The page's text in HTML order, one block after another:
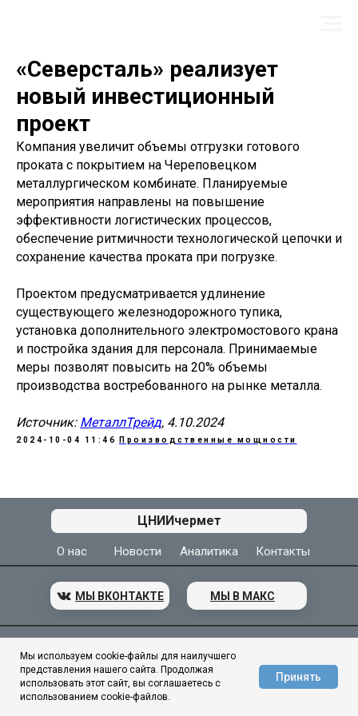
«Северсталь» реализует
новый инвестиционный
проект
Компания увеличит объемы отгрузки готового
проката с покрытием на Череповецком
металлургическом комбинате. Планируемые
мероприятия направлены на повышение
эффективности логистических процессов,
обеспечение ритмичности технологической цепочки и
сохранение качества проката при погрузке.
Проектом предусматривается удлинение
существующего железнодорожного тупика,
установка дополнительного электромостового крана
и постройка здания для персонала. Принимаемые
меры позволят повысить на 20% объемы
производства востребованного на рынке металла.
Источник: МеталлТрейд, 4.10.2024
2024-10-04 11:46 Производственные мощности
МЫ ВКОНТАКТЕ
О нас
МЫ В МАКС
Контакты
Аналитика
Новости
ЦНИИчермет
Мы используем cookie-файлы для наилучшего
представления нашего сайта. Продолжая
использовать этот сайт, вы соглашаетесь с
использованием cookie-файлов.
Принять